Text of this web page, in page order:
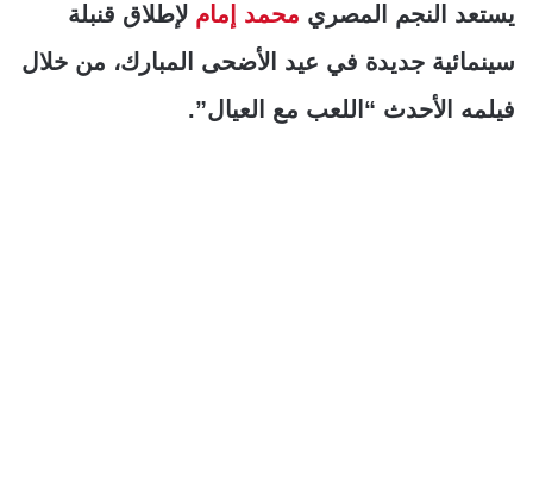
يستعد النجم المصري محمد إمام لإطلاق قنبلة
سينمائية جديدة في عيد الأضحى المبارك، من خلال
فيلمه الأحدث “اللعب مع العيال”.